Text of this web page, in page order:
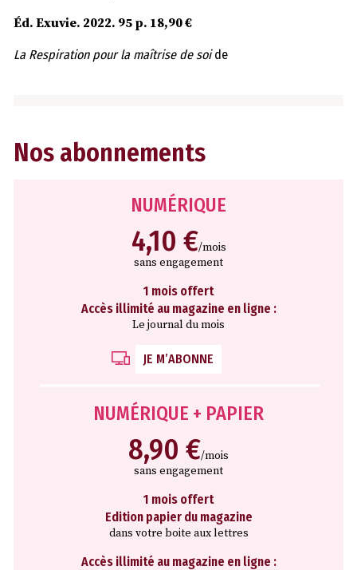
Éd. Exuvie. 2022. 95 p. 18,90 €
La Respiration pour la maîtrise de soide
Nos abonnements
NUMÉRIQUE
4,10 €/mois
sans engagement
1 mois offert
Accès illimité au magazine en ligne :
Le journal du mois
JE M’ABONNE
NUMÉRIQUE + PAPIER
8,90 €/mois
sans engagement
1 mois offert
Edition papier du magazine
dans votre boite aux lettres
Accès illimité au magazine en ligne :